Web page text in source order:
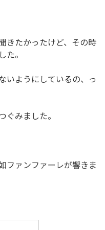
たかったけど、その時
。
いようにしているの、っ
ぐみました。
ファンファーレが響きま